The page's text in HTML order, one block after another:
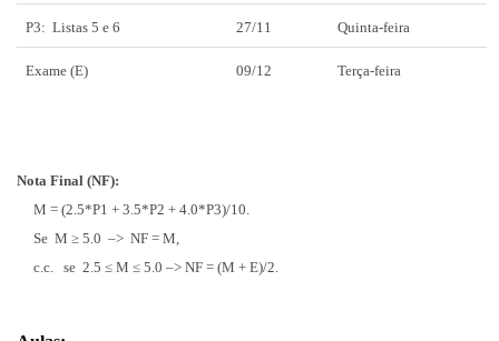
P3: Listas 5 e 6 27/11 Quinta-feira
Exame (E) 09/12 Terça-feira
Nota Final (NF):
M = (2.5*P1 + 3.5*P2 + 4.0*P3)/10.
Se M ≥ 5.0 –> NF = M,
c.c. se 2.5 ≤ M ≤ 5.0 –> NF = (M + E)/2.